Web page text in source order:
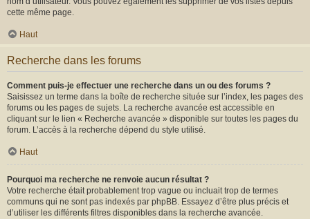
cette même page.
Haut
Recherche dans les forums
Comment puis-je effectuer une recherche dans un ou des forums ?
Saisissez un terme dans la boîte de recherche située sur l’index, les pages des
forums ou les pages de sujets. La recherche avancée est accessible en
cliquant sur le lien « Recherche avancée » disponible sur toutes les pages du
forum. L’accès à la recherche dépend du style utilisé.
Haut
Pourquoi ma recherche ne renvoie aucun résultat ?
Votre recherche était probablement trop vague ou incluait trop de termes
communs qui ne sont pas indexés par phpBB. Essayez d’être plus précis et
d’utiliser les différents filtres disponibles dans la recherche avancée.